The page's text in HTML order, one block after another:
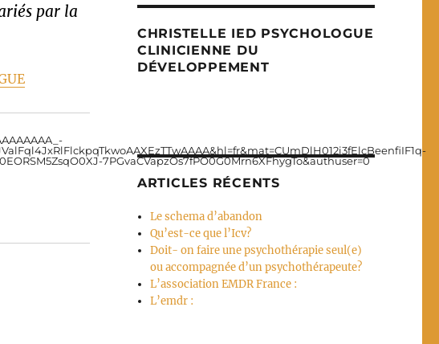
par la
7PGvaCVapzOs7fPO0G0Mrn6XFhygTo&authuser=0
CHRISTELLE IED PSYCHOLOGUE
CLINICIENNE DU
DÉVELOPPEMENT
ARTICLES RÉCENTS
Le schema d’abandon
Qu’est-ce que l’Icv?
Doit- on faire une psychothérapie seul(e)
ou accompagnée d’un psychothérapeute?
L’association EMDR France :
L’emdr :